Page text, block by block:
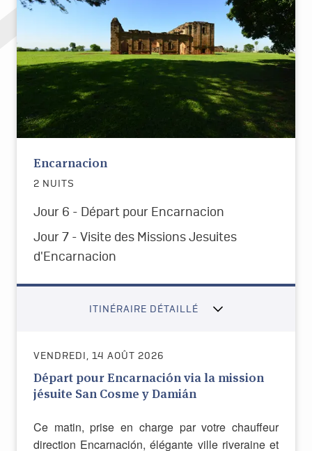
Encarnacion
2 NUITS
Jour 6 - Départ pour Encarnacion
Jour 7 - Visite des Missions Jesuites
d'Encarnacion
ITINÉRAIRE DÉTAILLÉ
VENDREDI, 14 AOÛT 2026
Départ pour Encarnación via la mission
jésuite San Cosme y Damián
Ce matin, prise en charge par votre chauffeur
direction Encarnación, élégante ville riveraine et